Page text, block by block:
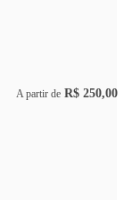
A partir de R$ 250,00